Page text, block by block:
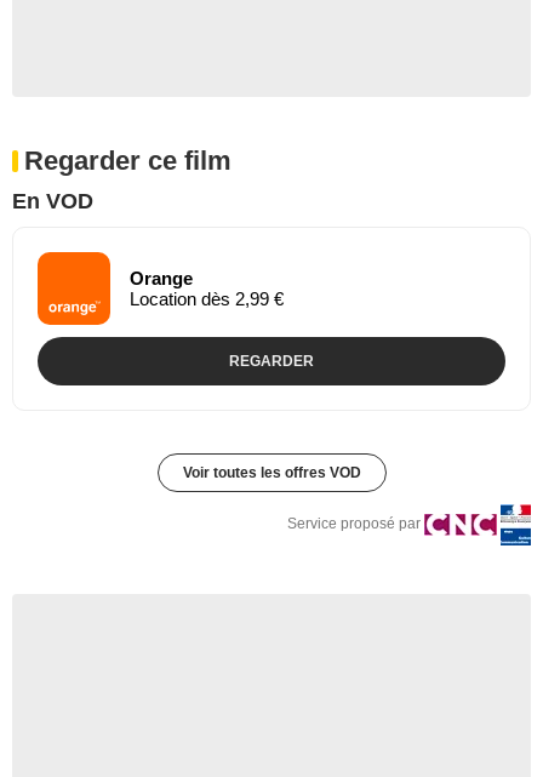
Regarder ce film
En VOD
Orange
Location dès 2,99 €
REGARDER
Voir toutes les offres VOD
Service proposé par